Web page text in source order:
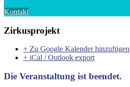
Kontakt
Zirkusprojekt
+ Zu Google Kalender hinzufügen
+ iCal / Outlook export
Die Veranstaltung ist beendet.